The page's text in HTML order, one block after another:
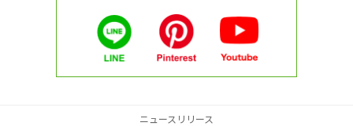
ニュースリリース